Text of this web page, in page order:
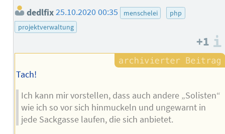
dedlfix25.10.2020 00:35 menschelei
php
projektverwaltung
+1
Tach!
Ich kann mir vorstellen, dass auch andere „Solisten“
wie ich so vor sich hinmuckeln und ungewarnt in
jede Sackgasse laufen, die sich anbietet.